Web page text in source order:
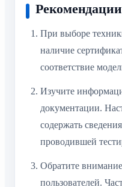
При выборе
наличие
соответствие
Изучите
документации.
содержать
проводившей
Обратите
пользователей.